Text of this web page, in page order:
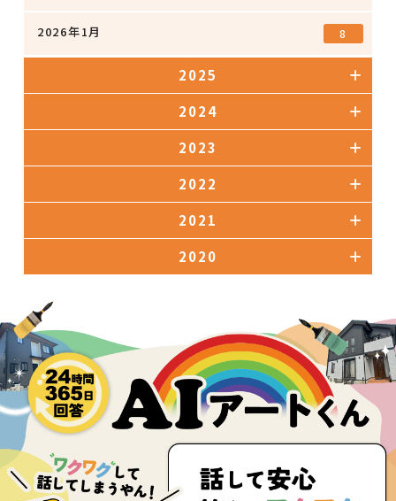
2026年1月 8
2025
2024
2023
2022
2021
2020